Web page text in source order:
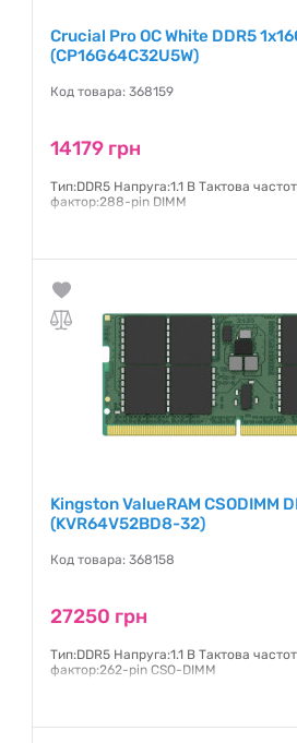
Crucial Pro OC White DDR5
(CP16G64C32U5W)
Код товара: 368159
14179 грн
Тип:DDR5 Напруга:1.1 В Тактова
фактор:288-pin DIMM
Kingston ValueRAM CSODIMM
(KVR64V52BD8-32)
Код товара: 368158
27250 грн
Тип:DDR5 Напруга:1.1 В Тактова
фактор:262-pin CSO-DIMM